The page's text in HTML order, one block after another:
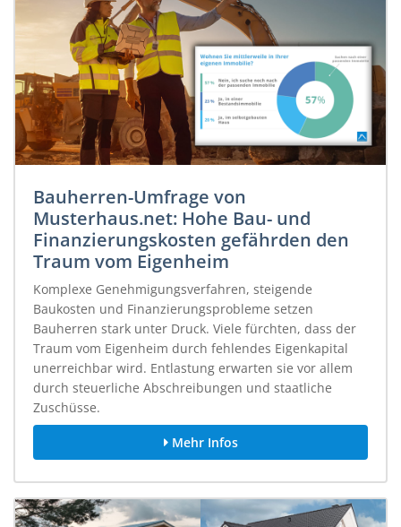
Bauherren-Umfrage von
Musterhaus.net: Hohe Bau- und
Finanzierungskosten gefährden den
Traum vom Eigenheim
Komplexe Genehmigungsverfahren, steigende
Baukosten und Finanzierungsprobleme setzen
Bauherren stark unter Druck. Viele fürchten, dass der
Traum vom Eigenheim durch fehlendes Eigenkapital
unerreichbar wird. Entlastung erwarten sie vor allem
durch steuerliche Abschreibungen und staatliche
Zuschüsse.
Mehr Infos